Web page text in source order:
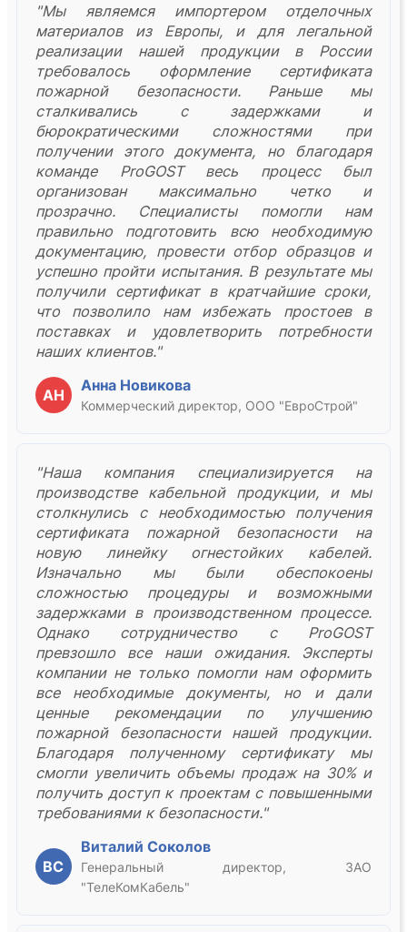
"Мы являемся импортером отделочных
материалов из Европы, и для легальной
реализации нашей продукции в России
требовалось оформление сертификата
пожарной безопасности. Раньше мы
сталкивались с задержками и
бюрократическими сложностями при
получении этого документа, но благодаря
команде ProGOST весь процесс был
организован максимально четко и
прозрачно. Специалисты помогли нам
правильно подготовить всю необходимую
документацию, провести отбор образцов и
успешно пройти испытания. В результате мы
получили сертификат в кратчайшие сроки,
что позволило нам избежать простоев в
поставках и удовлетворить потребности
наших клиентов."
АН
Анна Новикова
Коммерческий директор, ООО "ЕвроСтрой"
"Наша компания специализируется на
производстве кабельной продукции, и мы
столкнулись с необходимостью получения
сертификата пожарной безопасности на
новую линейку огнестойких кабелей.
Изначально мы были обеспокоены
сложностью процедуры и возможными
задержками в производственном процессе.
Однако сотрудничество с ProGOST
превзошло все наши ожидания. Эксперты
компании не только помогли нам оформить
все необходимые документы, но и дали
ценные рекомендации по улучшению
пожарной безопасности нашей продукции.
Благодаря полученному сертификату мы
смогли увеличить объемы продаж на 30% и
получить доступ к проектам с повышенными
требованиями к безопасности."
ВС
Виталий Соколов
Генеральный директор, ЗАО
"ТелеКомКабель"